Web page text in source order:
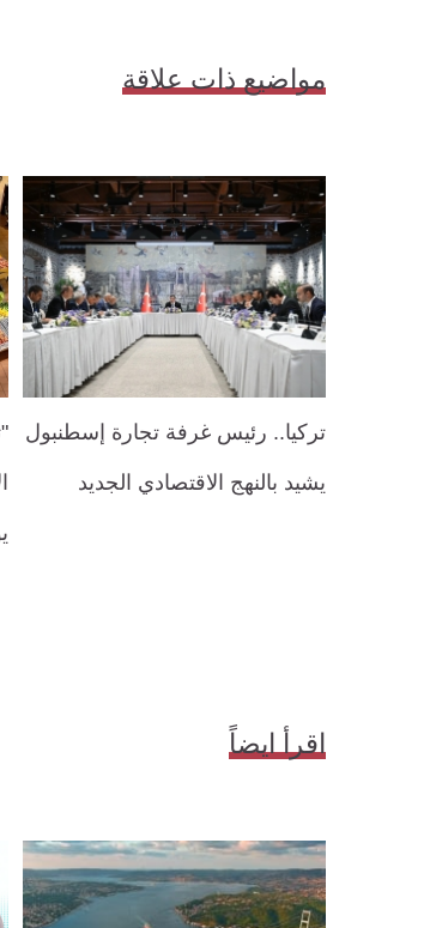
مواضيع ذات علاقة
تركيا.. رئيس غرفة تجارة إسطنبول
يشيد بالنهج الاقتصادي الجديد
اقرأ ايضاً